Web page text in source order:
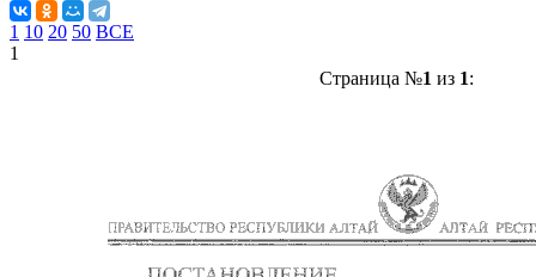
1 10 20 50 ВСЕ
1
Страница №1 из 1: